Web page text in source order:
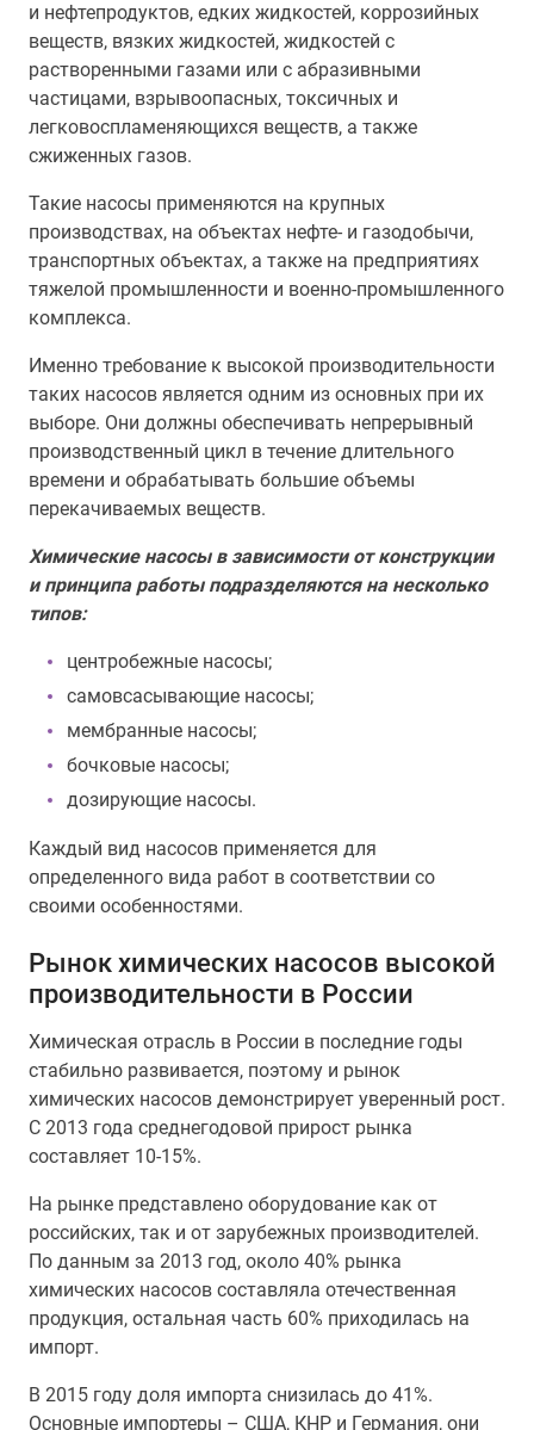
и нефтепродуктов, едких жидкостей, коррозийных
веществ, вязких жидкостей, жидкостей с
растворенными газами или с абразивными
частицами, взрывоопасных, токсичных и
легковоспламеняющихся веществ, а также
сжиженных газов.
Такие насосы применяются на крупных
производствах, на объектах нефте- и газодобычи,
транспортных объектах, а также на предприятиях
тяжелой промышленности и военно-промышленного
комплекса.
Именно требование к высокой производительности
таких насосов является одним из основных при их
выборе. Они должны обеспечивать непрерывный
производственный цикл в течение длительного
времени и обрабатывать большие объемы
перекачиваемых веществ.
Химические насосы в зависимости от конструкции
и принципа работы подразделяются на несколько
типов:
центробежные насосы;
самовсасывающие насосы;
мембранные насосы;
бочковые насосы;
дозирующие насосы.
Каждый вид насосов применяется для
определенного вида работ в соответствии со
своими особенностями.
Рынок химических насосов высокой
производительности в России
Химическая отрасль в России в последние годы
стабильно развивается, поэтому и рынок
химических насосов демонстрирует уверенный рост.
С 2013 года среднегодовой прирост рынка
составляет 10-15%.
На рынке представлено оборудование как от
российских, так и от зарубежных производителей.
По данным за 2013 год, около 40% рынка
химических насосов составляла отечественная
продукция, остальная часть 60% приходилась на
импорт.
В 2015 году доля импорта снизилась до 41%.
Основные импортеры – США, КНР и Германия, они